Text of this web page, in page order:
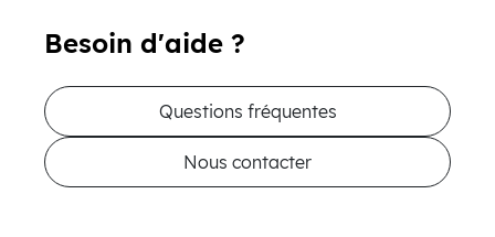
Besoin d'aide ?
Questions fréquentes
Nous contacter